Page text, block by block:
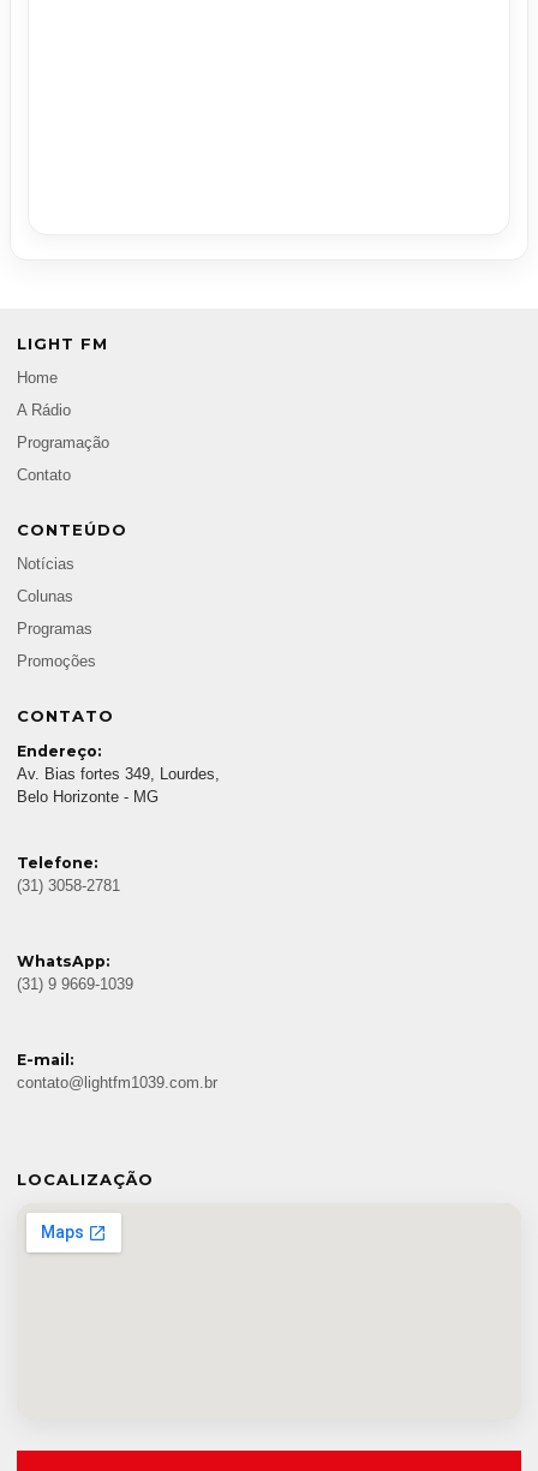
LIGHT FM
Home
A Rádio
Programação
Contato
CONTEÚDO
Notícias
Colunas
Programas
Promoções
CONTATO
Endereço:
Av. Bias fortes 349, Lourdes,
Belo Horizonte - MG
Telefone:
(31) 3058-2781
WhatsApp:
(31) 9 9669-1039
E-mail:
contato@lightfm1039.com.br
LOCALIZAÇÃO